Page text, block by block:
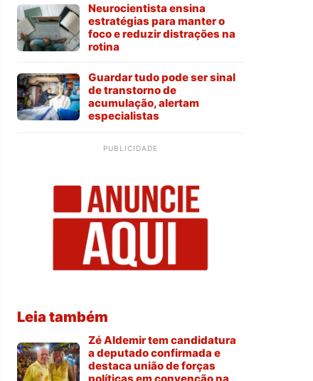
Neurocientista ensina
estratégias para manter o
foco e reduzir distrações na
rotina
Guardar tudo pode ser sinal
de transtorno de
acumulação, alertam
especialistas
PUBLICIDADE
Leia também
Zé Aldemir tem candidatura
a deputado confirmada e
destaca união de forças